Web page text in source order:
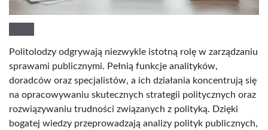
Politolodzy odgrywają niezwykle istotną rolę w zarządzaniu
sprawami publicznymi. Pełnią funkcje analityków,
doradców oraz specjalistów, a ich działania koncentrują się
na opracowywaniu skutecznych strategii politycznych oraz
rozwiązywaniu trudności związanych z polityką. Dzięki
bogatej wiedzy przeprowadzają analizy polityk publicznych,